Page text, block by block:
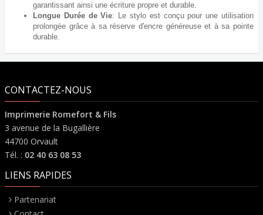
garantissant ainsi une écriture propre et durable.
Longue Durée de Vie: Le stylo est conçu pour une utilisation
prolongée grâce à sa réserve d'encre généreuse et à sa pointe
durable.
CONTACTEZ-NOUS
Imprimerie Romefort & Fils
3 avenue de la Bugallière
44700 Orvault
Tél. : 02 40 63 08 53
LIENS RAPIDES
Partenariat